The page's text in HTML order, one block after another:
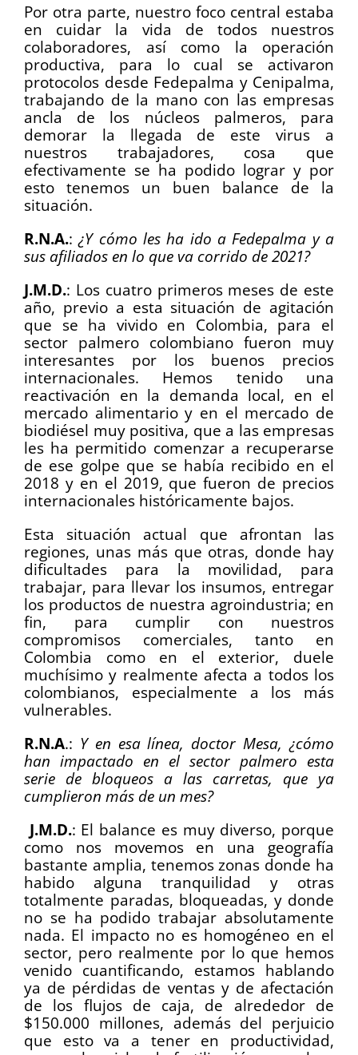
Por otra parte, nuestro foco central estaba
en cuidar la vida de todos nuestros
colaboradores, así como la operación
productiva, para lo cual se activaron
protocolos desde Fedepalma y Cenipalma,
trabajando de la mano con las empresas
ancla de los núcleos palmeros, para
demorar la llegada de este virus a
nuestros trabajadores, cosa que
efectivamente se ha podido lograr y por
esto tenemos un buen balance de la
situación.
R.N.A.: ¿Y cómo les ha ido a Fedepalma y a
sus afiliados en lo que va corrido de 2021?
J.M.D.: Los cuatro primeros meses de este
año, previo a esta situación de agitación
que se ha vivido en Colombia, para el
sector palmero colombiano fueron muy
interesantes por los buenos precios
internacionales. Hemos tenido una
reactivación en la demanda local, en el
mercado alimentario y en el mercado de
biodiésel muy positiva, que a las empresas
les ha permitido comenzar a recuperarse
de ese golpe que se había recibido en el
2018 y en el 2019, que fueron de precios
internacionales históricamente bajos.
Esta situación actual que afrontan las
regiones, unas más que otras, donde hay
dificultades para la movilidad, para
trabajar, para llevar los insumos, entregar
los productos de nuestra agroindustria; en
fin, para cumplir con nuestros
compromisos comerciales, tanto en
Colombia como en el exterior, duele
muchísimo y realmente afecta a todos los
colombianos, especialmente a los más
vulnerables.
R.N.A.: Y en esa línea, doctor Mesa, ¿cómo
han impactado en el sector palmero esta
serie de bloqueos a las carretas, que ya
cumplieron más de un mes?
J.M.D.: El balance es muy diverso, porque
como nos movemos en una geografía
bastante amplia, tenemos zonas donde ha
habido alguna tranquilidad y otras
totalmente paradas, bloqueadas, y donde
no se ha podido trabajar absolutamente
nada. El impacto no es homogéneo en el
sector, pero realmente por lo que hemos
venido cuantificando, estamos hablando
ya de pérdidas de ventas y de afectación
de los flujos de caja, de alrededor de
$150.000 millones, además del perjuicio
que esto va a tener en productividad,